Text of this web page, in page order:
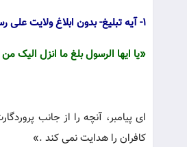
1- آیه تبلیغ- بدون ابلاغ ولایت علی رسالت پذیرفته نمی شود
«یا ایها الرسول بلغ ما انزل الیک
ای پیامبر، آنچه را از جانب
کافران را هدایت نمی کند .»